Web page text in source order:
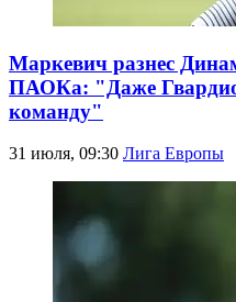
Маркевич разнес
ПАОКа: "Даже
команду"
31 июля, 09:30 Лига Европы